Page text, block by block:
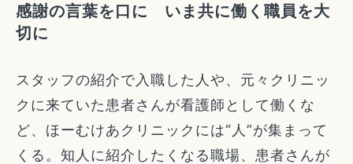
感謝の言葉を口に いま共に働く職員を大
切に
スタッフの紹介で入職した人や、元々クリニッ
クに来ていた患者さんが看護師として働くな
ど、ほーむけあクリニックには“人”が集まって
くる。知人に紹介したくなる職場、患者さんが